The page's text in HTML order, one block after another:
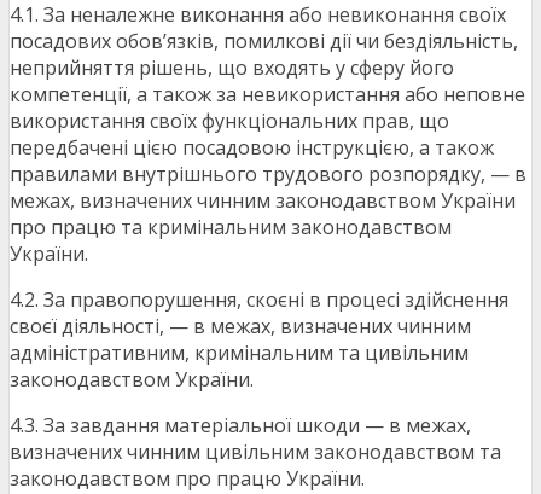
4.1. За неналежне виконання або невиконання своїх
посадових обов’язків, помилкові дії чи бездіяльність,
неприйняття рішень, що входять у сферу його
компетенції, а також за невикористання або неповне
використання своїх функціональних прав, що
передбачені цією посадовою інструкцією, а також
правилами внутрішнього трудового розпорядку, — в
межах, визначених чинним законодавством України
про працю та кримінальним законодавством
України.
4.2. За правопорушення, скоєні в процесі здійснення
своєї діяльності, — в межах, визначених чинним
адміністративним, кримінальним та цивільним
законодавством України.
4.3. За завдання матеріальної шкоди — в межах,
визначених чинним цивільним законодавством та
законодавством про працю України.